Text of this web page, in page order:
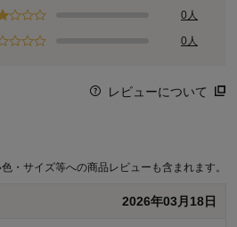
0人
0人
レビューについて
・サイズ等への商品レビューも含まれます。
2026年03月18日